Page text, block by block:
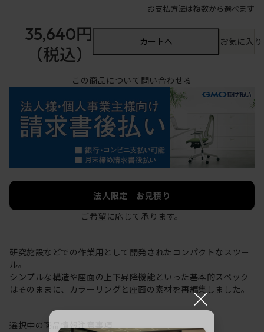
お支払方法は複数から選べます
35,640円
（税込）
カートへ お気に入
この商品について問い合わせる
法人限定 お見積り
ご希望に応じて承ります。
研究施設などでの作業用として開発されたコンパクトなスツー
ル。
シンプルな構造や座面の上下昇降機能といった基本的スペック
はそのままに、カラーリングと座面の素材を再編集しました。
選択中の商品情報注意事項
×